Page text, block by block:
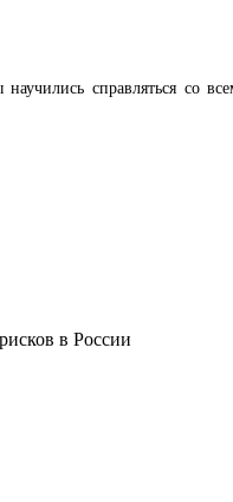
справляться со
в России